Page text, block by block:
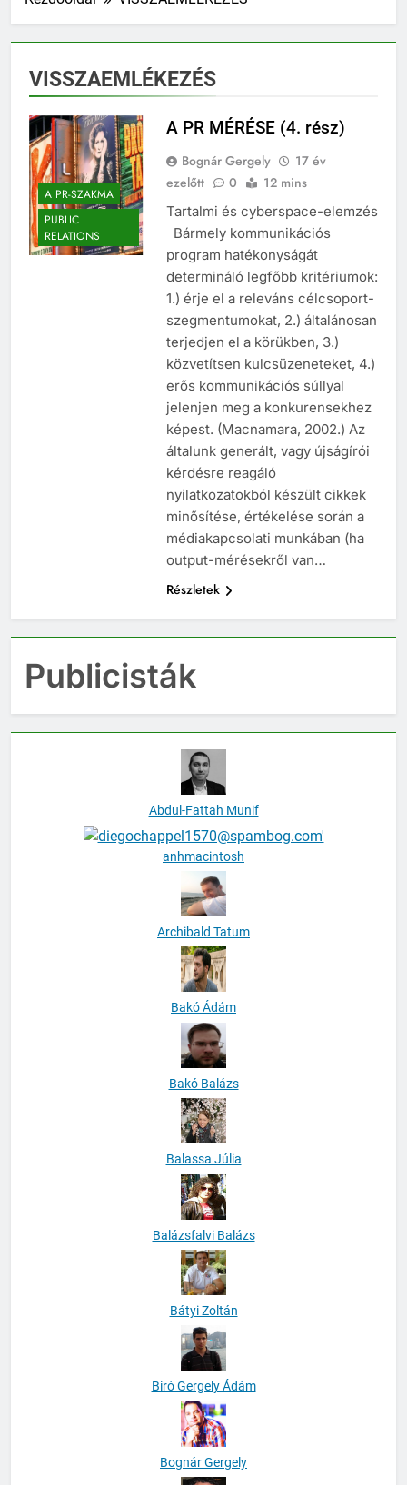
VISSZAEMLÉKEZÉS
A PR-SZAKMA
PUBLIC
RELATIONS
A PR MÉRÉSE (4. rész)
Bognár Gergely
17 év
ezelőtt
0 12 mins
Tartalmi és cyberspace-elemzés
Bármely kommunikációs
program hatékonyságát
determináló legfőbb kritériumok:
1.) érje el a releváns célcsoport-
szegmentumokat, 2.) általánosan
terjedjen el a körükben, 3.)
közvetítsen kulcsüzeneteket, 4.)
erős kommunikációs súllyal
jelenjen meg a konkurensekhez
képest. (Macnamara, 2002.) Az
általunk generált, vagy újságírói
kérdésre reagáló
nyilatkozatokból készült cikkek
minősítése, értékelése során a
médiakapcsolati munkában (ha
output-mérésekről van…
Részletek
Publicisták
Abdul-Fattah Munif
anhmacintosh
Archibald Tatum
Bakó Ádám
Bakó Balázs
Balassa Júlia
Balázsfalvi Balázs
Bátyi Zoltán
Biró Gergely Ádám
Bognár Gergely